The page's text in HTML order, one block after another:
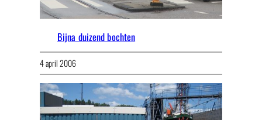
Bijna duizend bochten
4 april 2006